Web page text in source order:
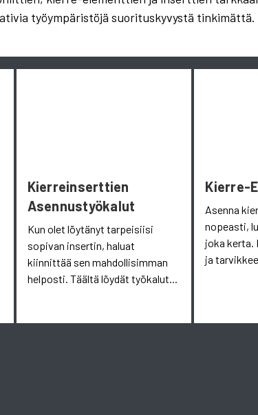
työympäristöjä suorituskyvystä
Kierreinserttien
Asennustyökalut
Kun olet löytänyt tarpeisiisi
sopivan insertin, haluat
kiinnittää sen mahdollisimman
helposti. Täältä löydät työkalut...
Kierre-
Asenna
nopeasti,
joka kerta.
ja